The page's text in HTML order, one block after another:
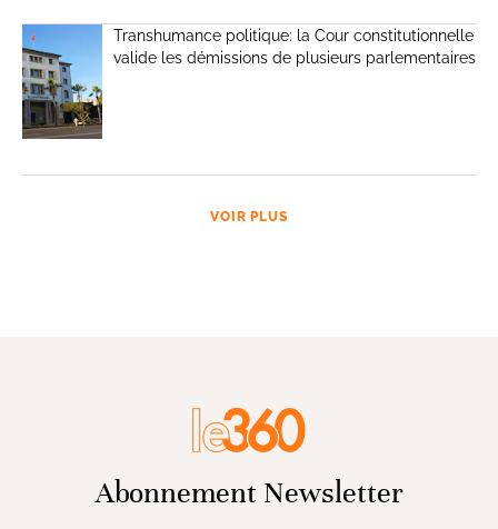
Transhumance politique: la Cour constitutionnelle
valide les démissions de plusieurs parlementaires
VOIR PLUS
Abonnement Newsletter